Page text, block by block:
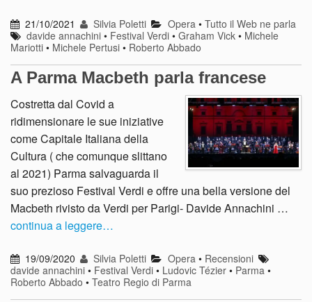
21/10/2021 Silvia Poletti Opera• Tutto il Web ne parla
davide annachini • Festival Verdi •Graham Vick • Michele
Mariotti • Michele Pertusi • Roberto Abbado
A Parma Macbeth parla francese
Costretta dal Covid a
ridimensionare le sue iniziative
come Capitale Italiana della
Cultura ( che comunque slittano
al 2021) Parma salvaguarda il
suo prezioso Festival Verdi e offre una bella versione del
Macbeth rivisto da Verdi per Parigi- Davide Annachini …
continua a leggere…
19/09/2020 Silvia Poletti Opera• Recensioni
davide annachini • Festival Verdi • Ludovic Tézier • Parma •
Roberto Abbado • Teatro Regio di Parma